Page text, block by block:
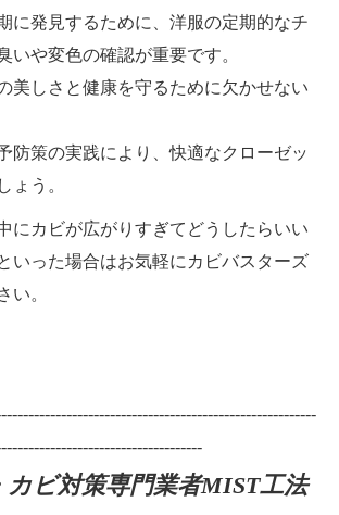
に発見するために、洋服の定期的なチ
いや変色の確認が重要です。
美しさと健康を守るために欠かせない
防策の実践により、快適なクローゼッ
ょう。
にカビが広がりすぎてどうしたらいい
いった場合はお気軽にカビバスターズ
い。
カビ対策専門業者MIST工法